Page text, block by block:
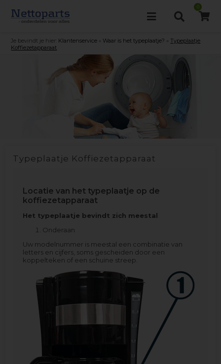
0
Je bevindt je hier: Klantenservice Waar is het typeplaatje?
Typeplaatje
Koffiezetapparaat
Typeplaatje Koffiezetapparaat
Locatie van het typeplaatje op de
koffiezetapparaat
Het typeplaatje bevindt zich meestal
Onderaan
Uw modelnummer is meestal een combinatie van
letters en cijfers, soms gescheiden door een
koppelteken of een schuine streep.